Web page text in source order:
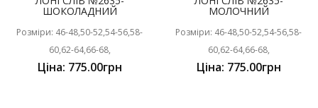
ШОКОЛАДНИЙ
Розміри: 46-48,50-52,54-56,58-
60,62-64,66-68,
Ціна: 775.00грн
МОЛОЧНИЙ
Розміри: 46-48,50-52,54-56,58-
60,62-64,66-68,
Ціна: 775.00грн